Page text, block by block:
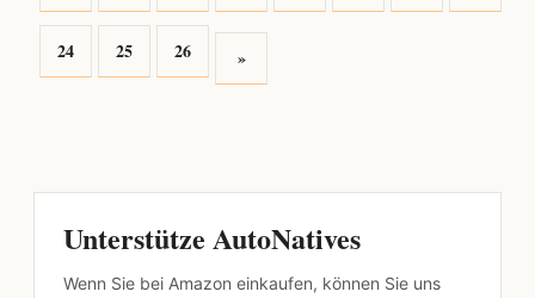
24 25 26 »
Unterstütze AutoNatives
Wenn Sie bei Amazon einkaufen, können Sie uns